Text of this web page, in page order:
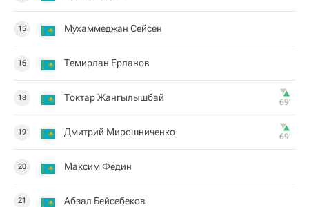
15 Мухаммеджан Сейсен
16 Темирлан Ерланов
18 Токтар Жангылышбай 69‎’‎
19 Дмитрий Мирошниченко 69‎’‎
20 Максим Федин
21 Абзал Бейсебеков